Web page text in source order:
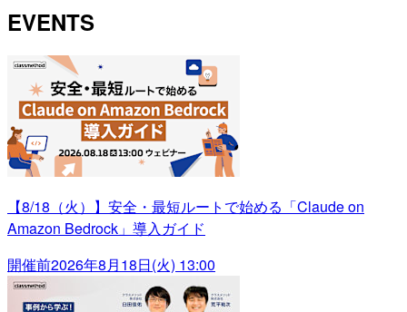
EVENTS
【8/18（火）】安全・最短ルートで始める「Claude on
Amazon Bedrock」導入ガイド
開催前2026年8月18日(火) 13:00